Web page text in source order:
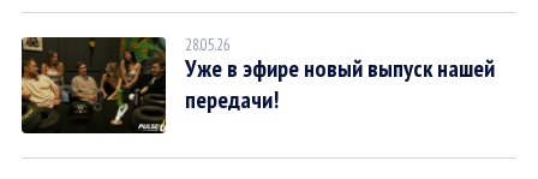
28.05.26
Уже в эфире новый выпуск нашей
передачи!